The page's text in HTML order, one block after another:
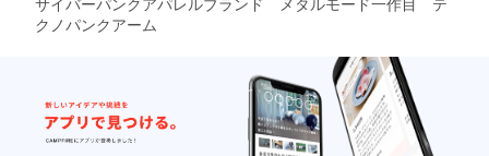
クノパンクアーム